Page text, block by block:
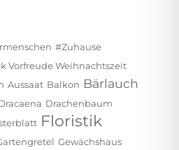
#zuhause
Vorfreude Weihnachtszeit
Aussaat Balkon Bärlauch
Drachenbaum
Floristik
Gewächshaus